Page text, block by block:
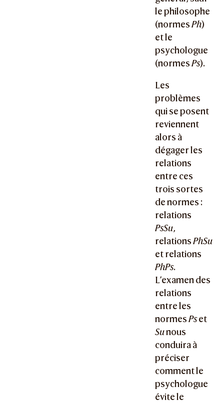
le philosophe
(normesPh)
et le
psychologue
(normesPs).
Les
problèmes
qui se posent
reviennent
alors à
dégager les
relations
entre ces
trois sortes
de normes :
relations
PsSu,
relationsPhSu
et relations
PhPs.
L’examen des
relations
entre les
normesPset
Sunous
conduira à
préciser
comment le
psychologue
évite le